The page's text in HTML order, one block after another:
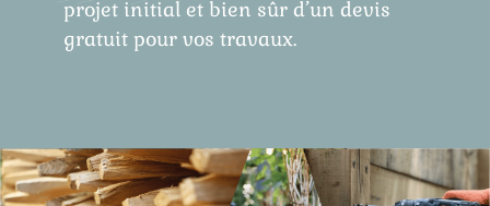
projet initial et bien sûr d’un devis
gratuit pour vos travaux.